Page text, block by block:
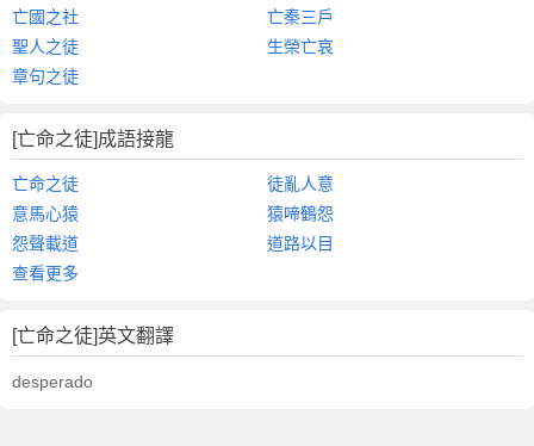
亡國之社
亡秦三戶
聖人之徒
生榮亡哀
章句之徒
[亡命之徒]成語接龍
亡命之徒
徒亂人意
意馬心猿
猿啼鶴怨
怨聲載道
道路以目
查看更多
[亡命之徒]英文翻譯
desperado